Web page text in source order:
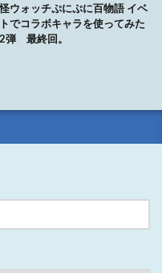
ウォッチぷにぷに百物語 イベ
でコラボキャラを使ってみた
弾 最終回。